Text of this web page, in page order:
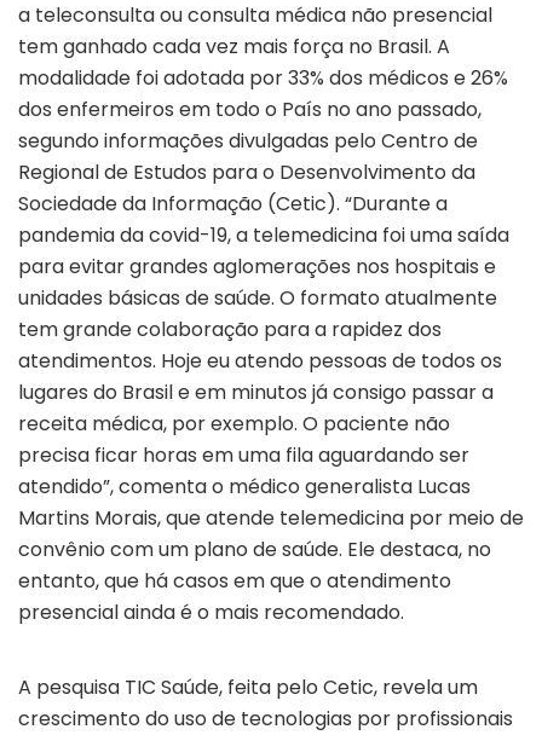
a teleconsulta ou consulta médica não presencial
tem ganhado cada vez mais força no Brasil. A
modalidade foi adotada por 33% dos médicos e 26%
dos enfermeiros em todo o País no ano passado,
segundo informações divulgadas pelo Centro de
Regional de Estudos para o Desenvolvimento da
Sociedade da Informação (Cetic). “Durante a
pandemia da covid-19, a telemedicina foi uma saída
para evitar grandes aglomerações nos hospitais e
unidades básicas de saúde. O formato atualmente
tem grande colaboração para a rapidez dos
atendimentos. Hoje eu atendo pessoas de todos os
lugares do Brasil e em minutos já consigo passar a
receita médica, por exemplo. O paciente não
precisa ficar horas em uma fila aguardando ser
atendido”, comenta o médico generalista Lucas
Martins Morais, que atende telemedicina por meio de
convênio com um plano de saúde. Ele destaca, no
entanto, que há casos em que o atendimento
presencial ainda é o mais recomendado.
A pesquisa TIC Saúde, feita pelo Cetic, revela um
crescimento do uso de tecnologias por profissionais